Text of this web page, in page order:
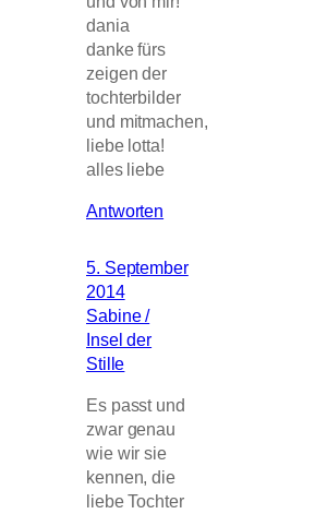
dania
danke fürs
zeigen der
tochterbilder
und mitmachen,
liebe lotta!
alles liebe
Antworten
5. September
2014
Sabine /
Insel der
Stille
Es passt und
zwar genau
wie wir sie
kennen, die
liebe Tochter